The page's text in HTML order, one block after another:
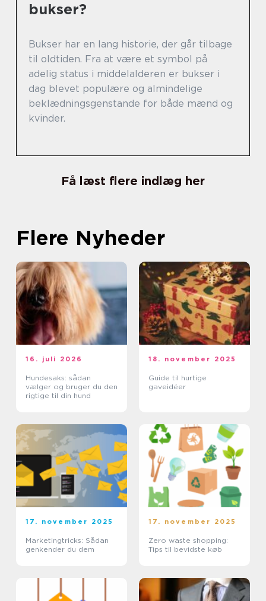
bukser?
Bukser har en lang historie, der går tilbage
til oldtiden. Fra at være et symbol på
adelig status i middelalderen er bukser i
dag blevet populære og almindelige
beklædningsgenstande for både mænd og
kvinder.
Få læst flere indlæg her
Flere Nyheder
16. juli 2026
Hundesaks: sådan
vælger og bruger du den
rigtige til din hund
18. november 2025
Guide til hurtige
gaveidéer
17. november 2025
Marketingtricks: Sådan
genkender du dem
17. november 2025
Zero waste shopping:
Tips til bevidste køb